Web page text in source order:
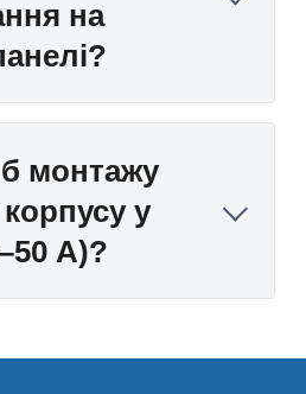
на
монтажу
у
А)?